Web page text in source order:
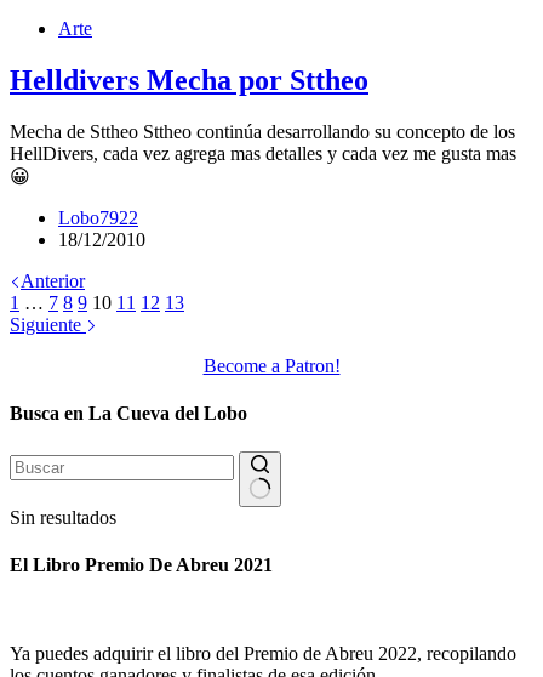
Arte
Helldivers Mecha por Sttheo
Mecha de Sttheo Sttheo continúa desarrollando su concepto de los
HellDivers, cada vez agrega mas detalles y cada vez me gusta mas
😀
Lobo7922
18/12/2010
Anterior
1 … 7 8 9 10 11 12 13
Siguiente
Become a Patron!
Busca en La Cueva del Lobo
Sin resultados
El Libro Premio De Abreu 2021
Ya puedes adquirir el libro del Premio de Abreu 2022, recopilando